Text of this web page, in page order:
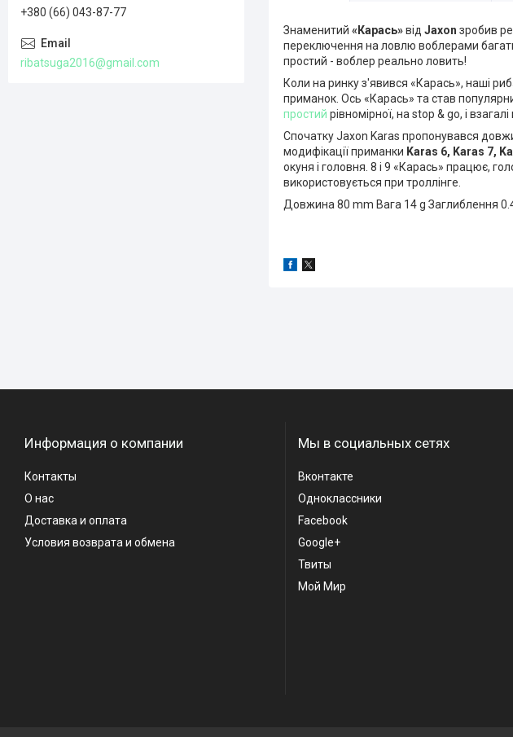
Знаменитий «Карась»від Jaxon зробив
переключення на ловлю воблерами
простий - воблер реально ловить!
Коли на ринку з'явився «Карась», наші
приманок. Ось «Карась» та став
простий рівномірної, на stop & go, і
Спочатку Jaxon Karas пропонувався
модифікації приманки Karas 6, Karas 7,
окуня і головня. 8 і 9 «Карась» працює,
використовується при троллінге.
Довжина 80 mm Вага 14 g Заглиблення
+380 (66) 043-87-77
ribatsuga2016@gmail.com
Информация о компании
Контакты
О нас
Доставка и оплата
Условия возврата и обмена
Мы в социальных сетях
Вконтакте
Одноклассники
Facebook
Google+
Твиты
Мой Мир